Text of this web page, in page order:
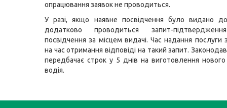
опрацювання заявок не проводиться.
У разі, якщо наявне посвідчення було видано
додатково проводиться запит-
посвідчення за місцем видачі. Час надання послуги
на час отримання відповіді на такий запит.
передбачає строк у 5 днів на виготовлення нового
водія.